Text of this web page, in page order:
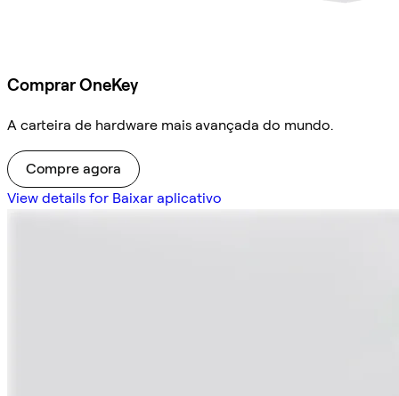
Comprar OneKey
A carteira de hardware mais avançada do mundo.
Compre agora
View details for Baixar aplicativo